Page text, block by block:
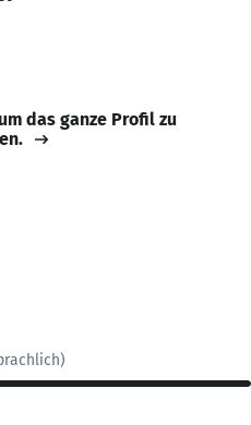
das ganze Profil zu